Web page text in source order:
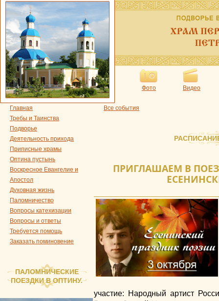
Фото Видео
Главная
Требы и Таинства
Подворье
Деятельность прихода
Приписные храмы
Оптина пустынь
Воскресное Евангелие и
Апостол
Духовная жизнь
Паломничество
Вопросы катехизации
Вопросы и ответы
Требуется помощь
Заказать поминовение
ПАЛОМНИЧЕСКИЕ
ПОЕЗДКИ В ОПТИНУ.
Все события
ПРИГЛАШАЕМ В
участие: Народный артист